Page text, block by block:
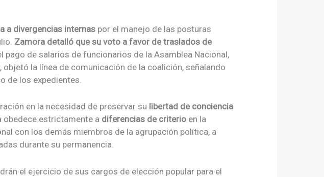
a divergencias internas por el manejo de las posturas
Zamora detalló que su voto a favor de traslados de
de salarios de funcionarios de la Asamblea Nacional,
la línea de comunicación de la coalición, señalando
de los expedientes.
en la necesidad de preservar su libertad de conciencia
obedece estrictamente a diferencias de criterio en la
con los demás miembros de la agrupación política, a
durante su permanencia.
el ejercicio de sus cargos de elección popular para el